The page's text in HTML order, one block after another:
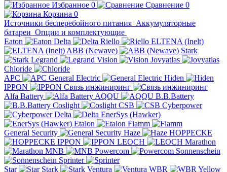
Избранное 0 Сравнение 0
Корзина 0
Источники бесперебойного питания Аккумуляторные
батареи Опции и комплектующие
Eaton
Delta Riello
ELTENA (Inelt)
ABB (Newave)
Stark
Legrand
Vision
Jovyatlas
Chloride
APC
General Electric
Hiden
IPPON
Связь инжиниринг
Alfa Battery
AQQU
B.B.Battery
Coslight
CSB
Cyberpower
Delta
EnerSys (Hawker)
Etalon
Fiamm
General Security
Haze
HOPPECKE
IPPON
LEOCH
Marathon
MNB
Powercom
Sonnenschein
Sprinter
Star
Stark Ventura WBR
Yellow